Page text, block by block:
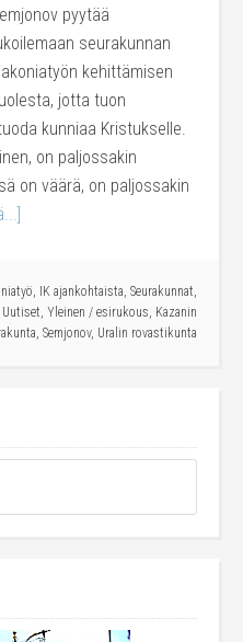
pyytää
seurakunnan
kehittämisen
jotta tuon
kunniaa Kristukselle.
on paljossakin
on väärä, on paljossakin
, IK ajankohtaista, Seurakunnat,
Uutiset, Yleinen / esirukous, Kazanin
, Semjonov, Uralin rovastikunta